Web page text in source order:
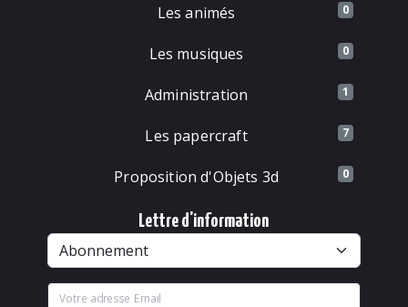
Les animés 0
Les musiques 0
Administration 1
Les papercraft 7
Proposition d'Objets 3d 0
Lettre d'information
Votre adresse Email